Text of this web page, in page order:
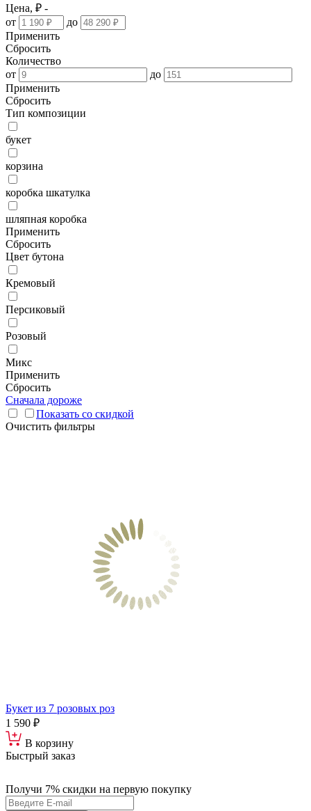
Цена, ₽ -
от
до
Применить
Сбросить
Количество
от
до
Применить
Сбросить
Тип композиции
букет
корзина
коробка шкатулка
шляпная коробка
Применить
Сбросить
Цвет бутона
Кремовый
Персиковый
Розовый
Микс
Применить
Сбросить
Сначала дороже
Показать со скидкой
Очистить фильтры
Букет из 7 розовых роз
1 590 ₽
В корзину
Быстрый заказ
Получи 7% скидки на первую покупку